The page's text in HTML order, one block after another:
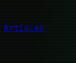
Articles